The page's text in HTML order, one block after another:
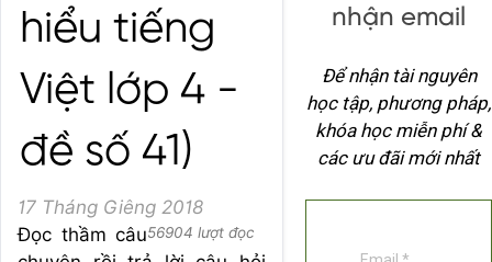
hiểu tiếng
Việt lớp 4 -
đề số 41)
17 Tháng Giêng 2018
56904 lượt đọc
Đọc thầm câu
nhận email
Để nhận tài nguyên
học tập, phương pháp,
khóa học miễn phí &
các ưu đãi mới nhất